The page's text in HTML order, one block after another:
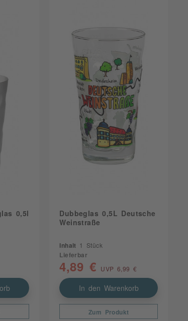
0,5l
Dubbeglas 0,5L Deutsche
Weinstraße
Inhalt 1 Stück
Lieferbar
4,89 € UVP 6,99 €
In den Warenkorb
Zum Produkt